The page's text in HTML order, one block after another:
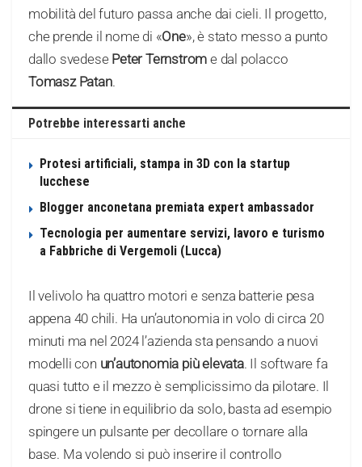
mobilità del futuro passa anche dai cieli. Il progetto,
che prende il nome di «One», è stato messo a punto
dallo svedese Peter Ternstrom e dal polacco
Tomasz Patan.
Potrebbe interessarti anche
Protesi artificiali, stampa in 3D con la startup
lucchese
Blogger anconetana premiata expert ambassador
Tecnologia per aumentare servizi, lavoro e turismo
a Fabbriche di Vergemoli (Lucca)
Il velivolo ha quattro motori e senza batterie pesa
appena 40 chili. Ha un’autonomia in volo di circa 20
minuti ma nel 2024 l’azienda sta pensando a nuovi
modelli con un’autonomia più elevata. Il software fa
quasi tutto e il mezzo è semplicissimo da pilotare. Il
drone si tiene in equilibrio da solo, basta ad esempio
spingere un pulsante per decollare o tornare alla
base. Ma volendo si può inserire il controllo